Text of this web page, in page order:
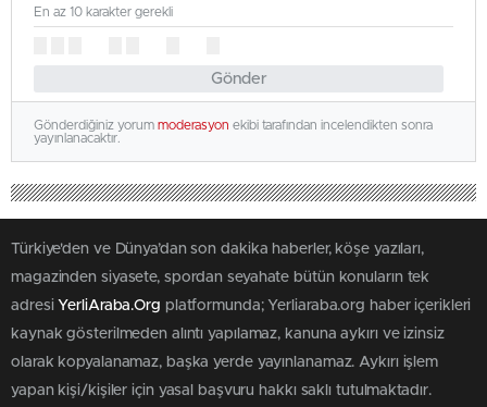
Gönder
En az 10 karakter gerekli
Gönderdiğiniz yorum moderasyon ekibi tarafından incelendikten sonra
yayınlanacaktır.
Türkiye'den ve Dünya’dan son dakika haberler, köşe yazıları,
magazinden siyasete, spordan seyahate bütün konuların tek
adresi YerliAraba.Org platformunda; Yerliaraba.org haber içerikleri
kaynak gösterilmeden alıntı yapılamaz, kanuna aykırı ve izinsiz
olarak kopyalanamaz, başka yerde yayınlanamaz. Aykırı işlem
yapan kişi/kişiler için yasal başvuru hakkı saklı tutulmaktadır.